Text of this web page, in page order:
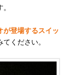
が登場するスイッ
ください。